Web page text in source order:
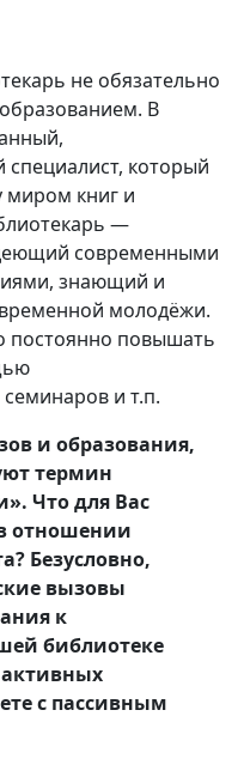
не обязательно
В
который
миром книг и
—
современными
знающий и
молодёжи.
постоянно повышать
и т.п.
и образования,
термин
Что для Вас
отношении
Безусловно,
вызовы
к
библиотеке
с пассивным